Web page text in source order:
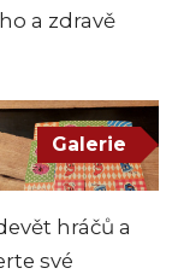
a zdravě
Galerie
hráčů a
své